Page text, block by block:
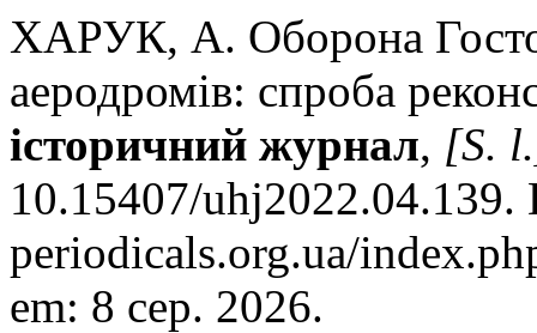
ХАРУК, А. Оборона
аеродромів: спроба
історичний журнал, [S.
10.15407/
periodicals.org.ua/
em: 8 сер. 2026.